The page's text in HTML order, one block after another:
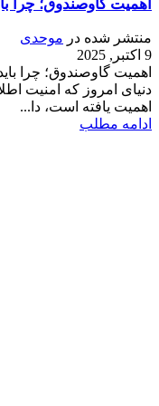
اهمیت گاوصندوق؛ چرا
منتشر شده در موحدی
9 اکتبر, 2025
اهمیت گاوصندوق؛ چرا
دنیای امروز که امنیت
اهمیت یافته است، دا...
ادامه مطلب